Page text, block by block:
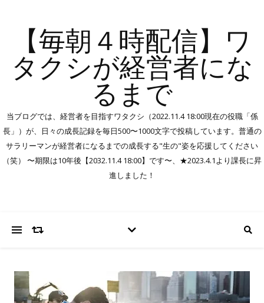
【毎朝４時配信】ワ
タクシが経営者にな
るまで
当ブログでは、経営者を目指すワタクシ（2022.11.4 18:00現在の役職「係
長」）が、日々の成長記録を毎日500〜1000文字で投稿しています。普通の
サラリーマンが経営者になるまでの成長する"生の"姿を応援してください
（笑） 〜期限は10年後【2032.11.4 18:00】です〜、★2023.4.1より課長に昇
進しました！